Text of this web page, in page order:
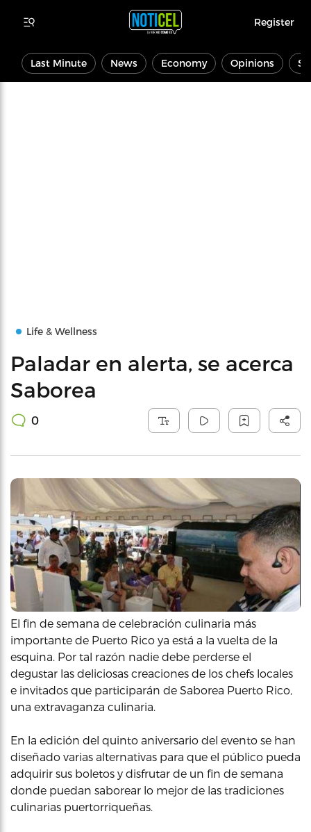
Register
Last Minute News Economy Opinions
Life & Wellness
Paladar en alerta, se acerca
Saborea
0
El fin de semana de celebración culinaria más
importante de Puerto Rico ya está a la vuelta de la
esquina. Por tal razón nadie debe perderse el
degustar las deliciosas creaciones de los chefs locales
e invitados que participarán de Saborea Puerto Rico,
una extravaganza culinaria.
En la edición del quinto aniversario del evento se han
diseñado varias alternativas para que el público pueda
adquirir sus boletos y disfrutar de un fin de semana
donde puedan saborear lo mejor de las tradiciones
culinarias puertorriqueñas.